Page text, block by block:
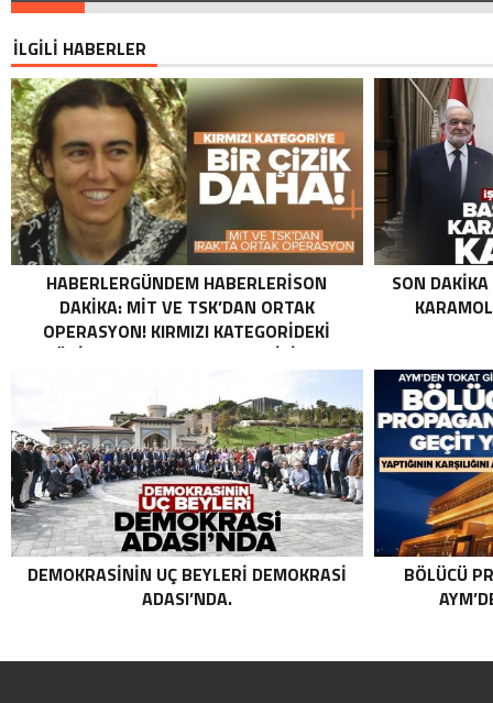
İLGİLİ HABERLER
HABERLERGÜNDEM HABERLERISON
DAKIKA: MİT VE TSK’DAN ORTAK
OPERASYON! KIRMIZI KATEGORIDEKI
TERÖRIST NAZLI TAŞPINAR ETKISIZ HALE
ORTAK OPERASYON! KIRMIZI
KATEGORIDEKI TERÖRIST NAZLI
TAŞPINAR ETKISIZ HALE GETIRILDI .
SON
DEMOKRASININ UÇ BEYLERI DEMOKRASI
ADASI’NDA.
BÖLÜCÜ